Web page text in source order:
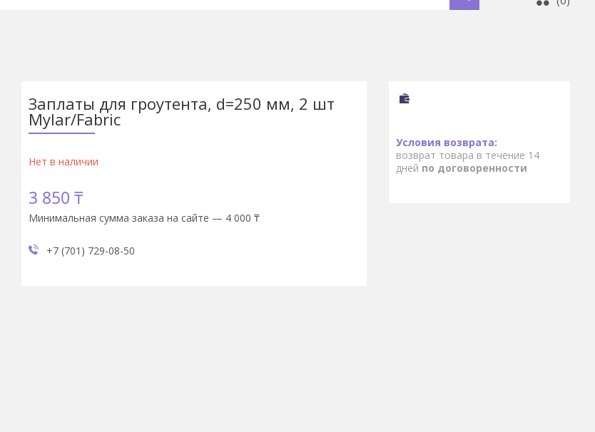
Заплаты для гроутента, d=250 мм, 2 шт
Mylar/Fabric
Нет в наличии
3 850 ₸
Минимальная сумма заказа на сайте — 4 000 ₸
+7 (701) 729-08-50
возврат товара в течение 14
дней по договоренности